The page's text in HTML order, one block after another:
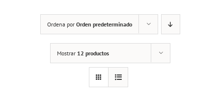
Ordena por Orden predeterminado
Mostrar 12 productos